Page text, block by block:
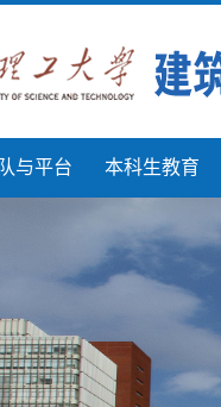
与平台 本科生教育